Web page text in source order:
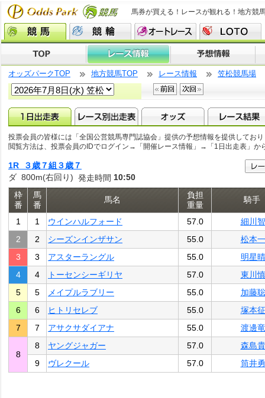
馬券が買える！レースが観れる！地方競
オッズパークTOP 地方競馬TOP レース情報 笠松競馬場
投票会員の皆様には「全国公営競馬専門誌協会」提供の予想情報を提供してお
閲覧方法は、投票会員のIDでログイン→「開催レース情報」→「1日出走表」か
1R ３歳７組３歳７
ダ 800m(右回り) 発走時間 10:50
枠
番
馬
番
馬名
負担
重量
騎手
1 1 ウインハルフォード 57.0
細川智
2
2 シーズンインザサン 55.0
松本一
3
3 アスターラングル 55.0
明星晴
4
4 トーセンシーギリヤ 57.0
東川慎
5
5 メイプルラブリー 55.0
加藤聡
6
6 ヒトリセレブ 55.0
塚本征
7
7 アサクサダイアナ 55.0 渡邊竜
8
8 ヤングジャガー 57.0
森島貴
9
ヴレクール 57.0 筒井勇